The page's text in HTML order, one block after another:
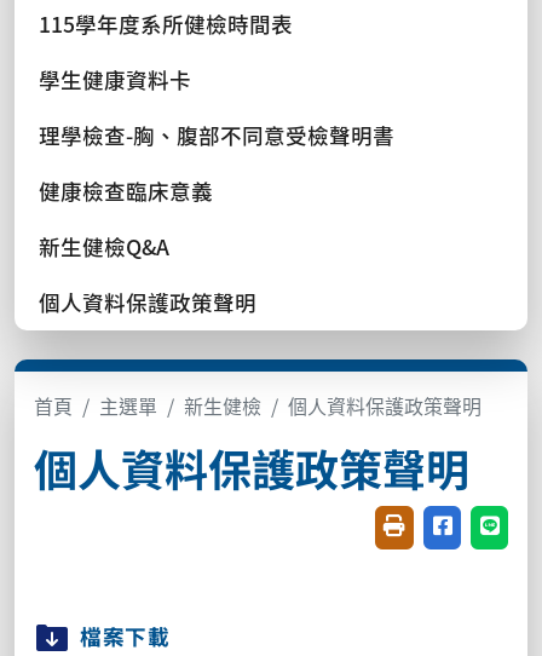
115學年度系所健檢時間表
學生健康資料卡
理學檢查-胸、腹部不同意受檢聲明書
健康檢查臨床意義
新生健檢Q&A
個人資料保護政策聲明
首頁 主選單 新生健檢 個人資料保護政策聲明
個人資料保護政策聲明
友善列印(開新視
分享至臉書
分享
檔案下載